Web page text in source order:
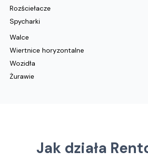
Rozściełacze
Spycharki
Walce
Wiertnice horyzontalne
Wozidła
Żurawie
Jak działa